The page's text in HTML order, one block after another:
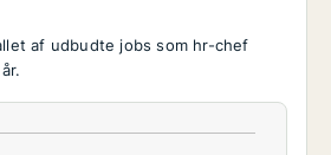
af udbudte jobs som hr-chef